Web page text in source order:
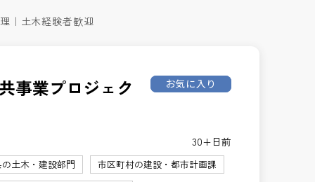
｜土木経験者歓迎
事業プロジェク お気に入り
30+日前
土木・建設部門
市区町村の建設・都市計画課